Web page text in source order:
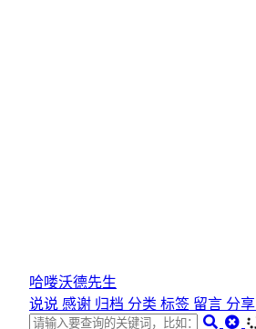
哈喽沃德先生
说说 感谢 归档 分类 标签 留言 分享